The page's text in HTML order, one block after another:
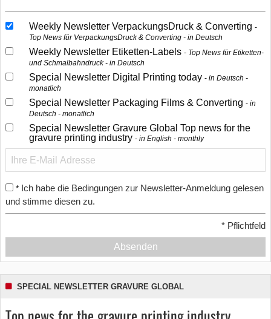
Weekly Newsletter VerpackungsDruck & Converting
Top News für VerpackungsDruck & Converting - in Deutsch
Weekly Newsletter Etiketten-Labels
Top News für Etiketten-
und Schmalbahndruck - in Deutsch
Special Newsletter Digital Printing today
in Deutsch -
monatlich
Special Newsletter Packaging Films & Converting
in
Deutsch - monatlich
Special Newsletter Gravure Global Top news for the
gravure printing industry
in English - monthly
* Ich habe die Bedingungen zur Newsletter-Anmeldung gelesen
und stimme diesen zu.
* Pflichtfeld
Absenden
SPECIAL NEWSLETTER GRAVURE GLOBAL